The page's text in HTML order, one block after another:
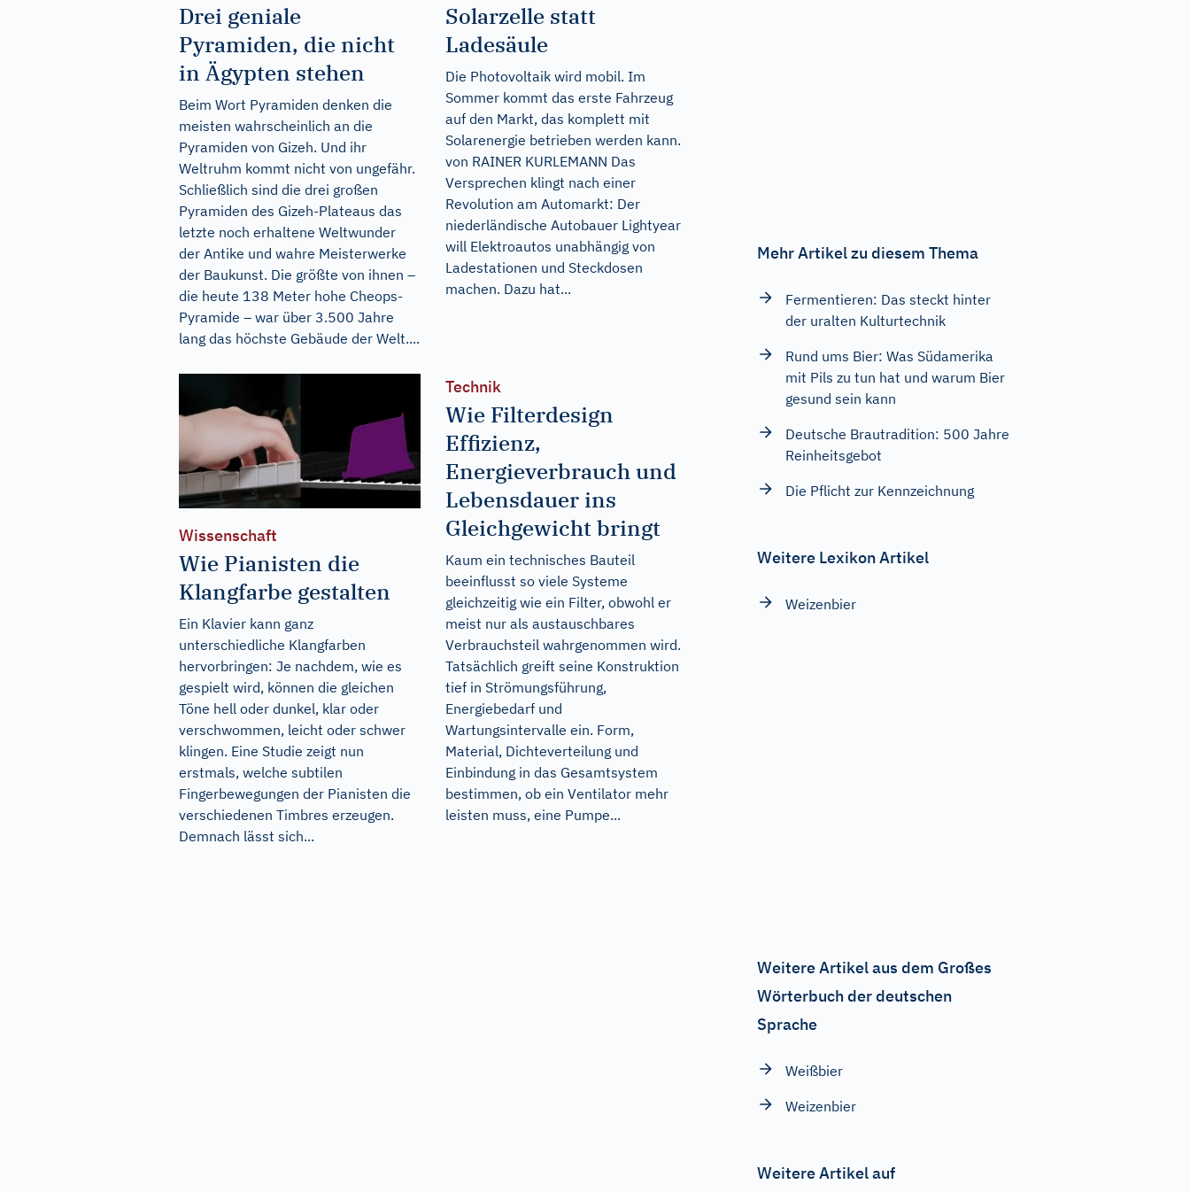
Drei geniale
Pyramiden, die nicht
in Ägypten stehen
Beim Wort Pyramiden denken die
meisten wahrscheinlich an die
Pyramiden von Gizeh. Und ihr
Weltruhm kommt nicht von ungefähr.
Schließlich sind die drei großen
Pyramiden des Gizeh-Plateaus das
letzte noch erhaltene Weltwunder
der Antike und wahre Meisterwerke
der Baukunst. Die größte von ihnen –
die heute 138 Meter hohe Cheops-
Pyramide – war über 3.500 Jahre
lang das höchste Gebäude der Welt....
Solarzelle statt
Ladesäule
Die Photovoltaik wird mobil. Im
Sommer kommt das erste Fahrzeug
auf den Markt, das komplett mit
Solarenergie betrieben werden kann.
von RAINER KURLEMANN Das
Versprechen klingt nach einer
Revolution am Automarkt: Der
niederländische Autobauer Lightyear
will Elektroautos unabhängig von
Ladestationen und Steckdosen
machen. Dazu hat...
Wissenschaft
Wie Pianisten die
Klangfarbe gestalten
Ein Klavier kann ganz
unterschiedliche Klangfarben
hervorbringen: Je nachdem, wie es
gespielt wird, können die gleichen
Töne hell oder dunkel, klar oder
verschwommen, leicht oder schwer
klingen. Eine Studie zeigt nun
erstmals, welche subtilen
Fingerbewegungen der Pianisten die
verschiedenen Timbres erzeugen.
Demnach lässt sich...
Technik
Wie Filterdesign
Effizienz,
Energieverbrauch und
Lebensdauer ins
Gleichgewicht bringt
Kaum ein technisches Bauteil
beeinflusst so viele Systeme
gleichzeitig wie ein Filter, obwohl er
meist nur als austauschbares
Verbrauchsteil wahrgenommen wird.
Tatsächlich greift seine Konstruktion
tief in Strömungsführung,
Energiebedarf und
Wartungsintervalle ein. Form,
Material, Dichteverteilung und
Einbindung in das Gesamtsystem
bestimmen, ob ein Ventilator mehr
leisten muss, eine Pumpe...
Mehr Artikel zu diesem Thema
Fermentieren: Das steckt hinter
der uralten Kulturtechnik
Rund ums Bier: Was Südamerika
mit Pils zu tun hat und warum Bier
gesund sein kann
Deutsche Brautradition: 500 Jahre
Reinheitsgebot
Die Pflicht zur Kennzeichnung
Weitere Lexikon Artikel
Weizenbier
Weitere Artikel aus dem Großes
Wörterbuch der deutschen
Sprache
Weißbier
Weizenbier
Weitere Artikel auf